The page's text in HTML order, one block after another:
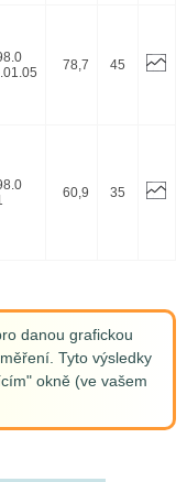
78,7 45
60,9 35
danou grafickou
Tyto výsledky
okně (ve vašem